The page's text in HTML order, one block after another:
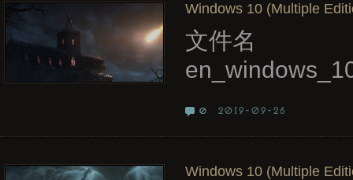
Windows 10 (Multiple
文件名
0 2019-09-26
Windows 10 (Multiple